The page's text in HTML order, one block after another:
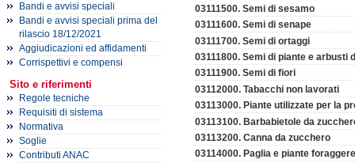
Bandi e avvisi speciali
Bandi e avvisi speciali prima del
rilascio 18/12/2021
Aggiudicazioni ed affidamenti
Corrispettivi e compensi
Sito e riferimenti
Regole tecniche
Requisiti di sistema
Normativa
Soglie
Contributi ANAC
03111500. Semi di sesamo
03111600. Semi di senape
03111700. Semi di ortaggi
03111800. Semi di piante e arbusti
03111900. Semi di fiori
03112000. Tabacchi non lavorati
03113000. Piante utilizzate per la
03113100. Barbabietole da
03113200. Canna da zucchero
03114000. Paglia e piante foraggere